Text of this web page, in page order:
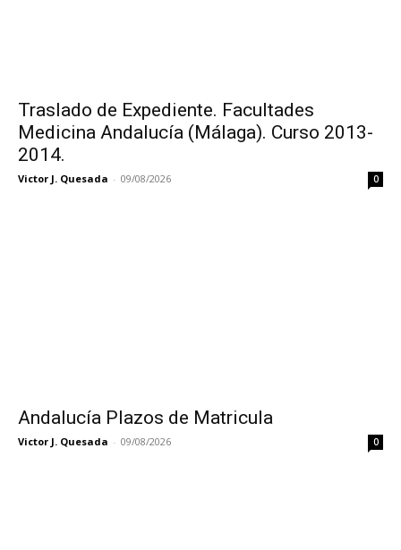
Traslado de Expediente. Facultades
Medicina Andalucía (Málaga). Curso 2013-
2014.
Victor J. Quesada - 09/08/2026 0
Andalucía Plazos de Matricula
Victor J. Quesada - 09/08/2026 0